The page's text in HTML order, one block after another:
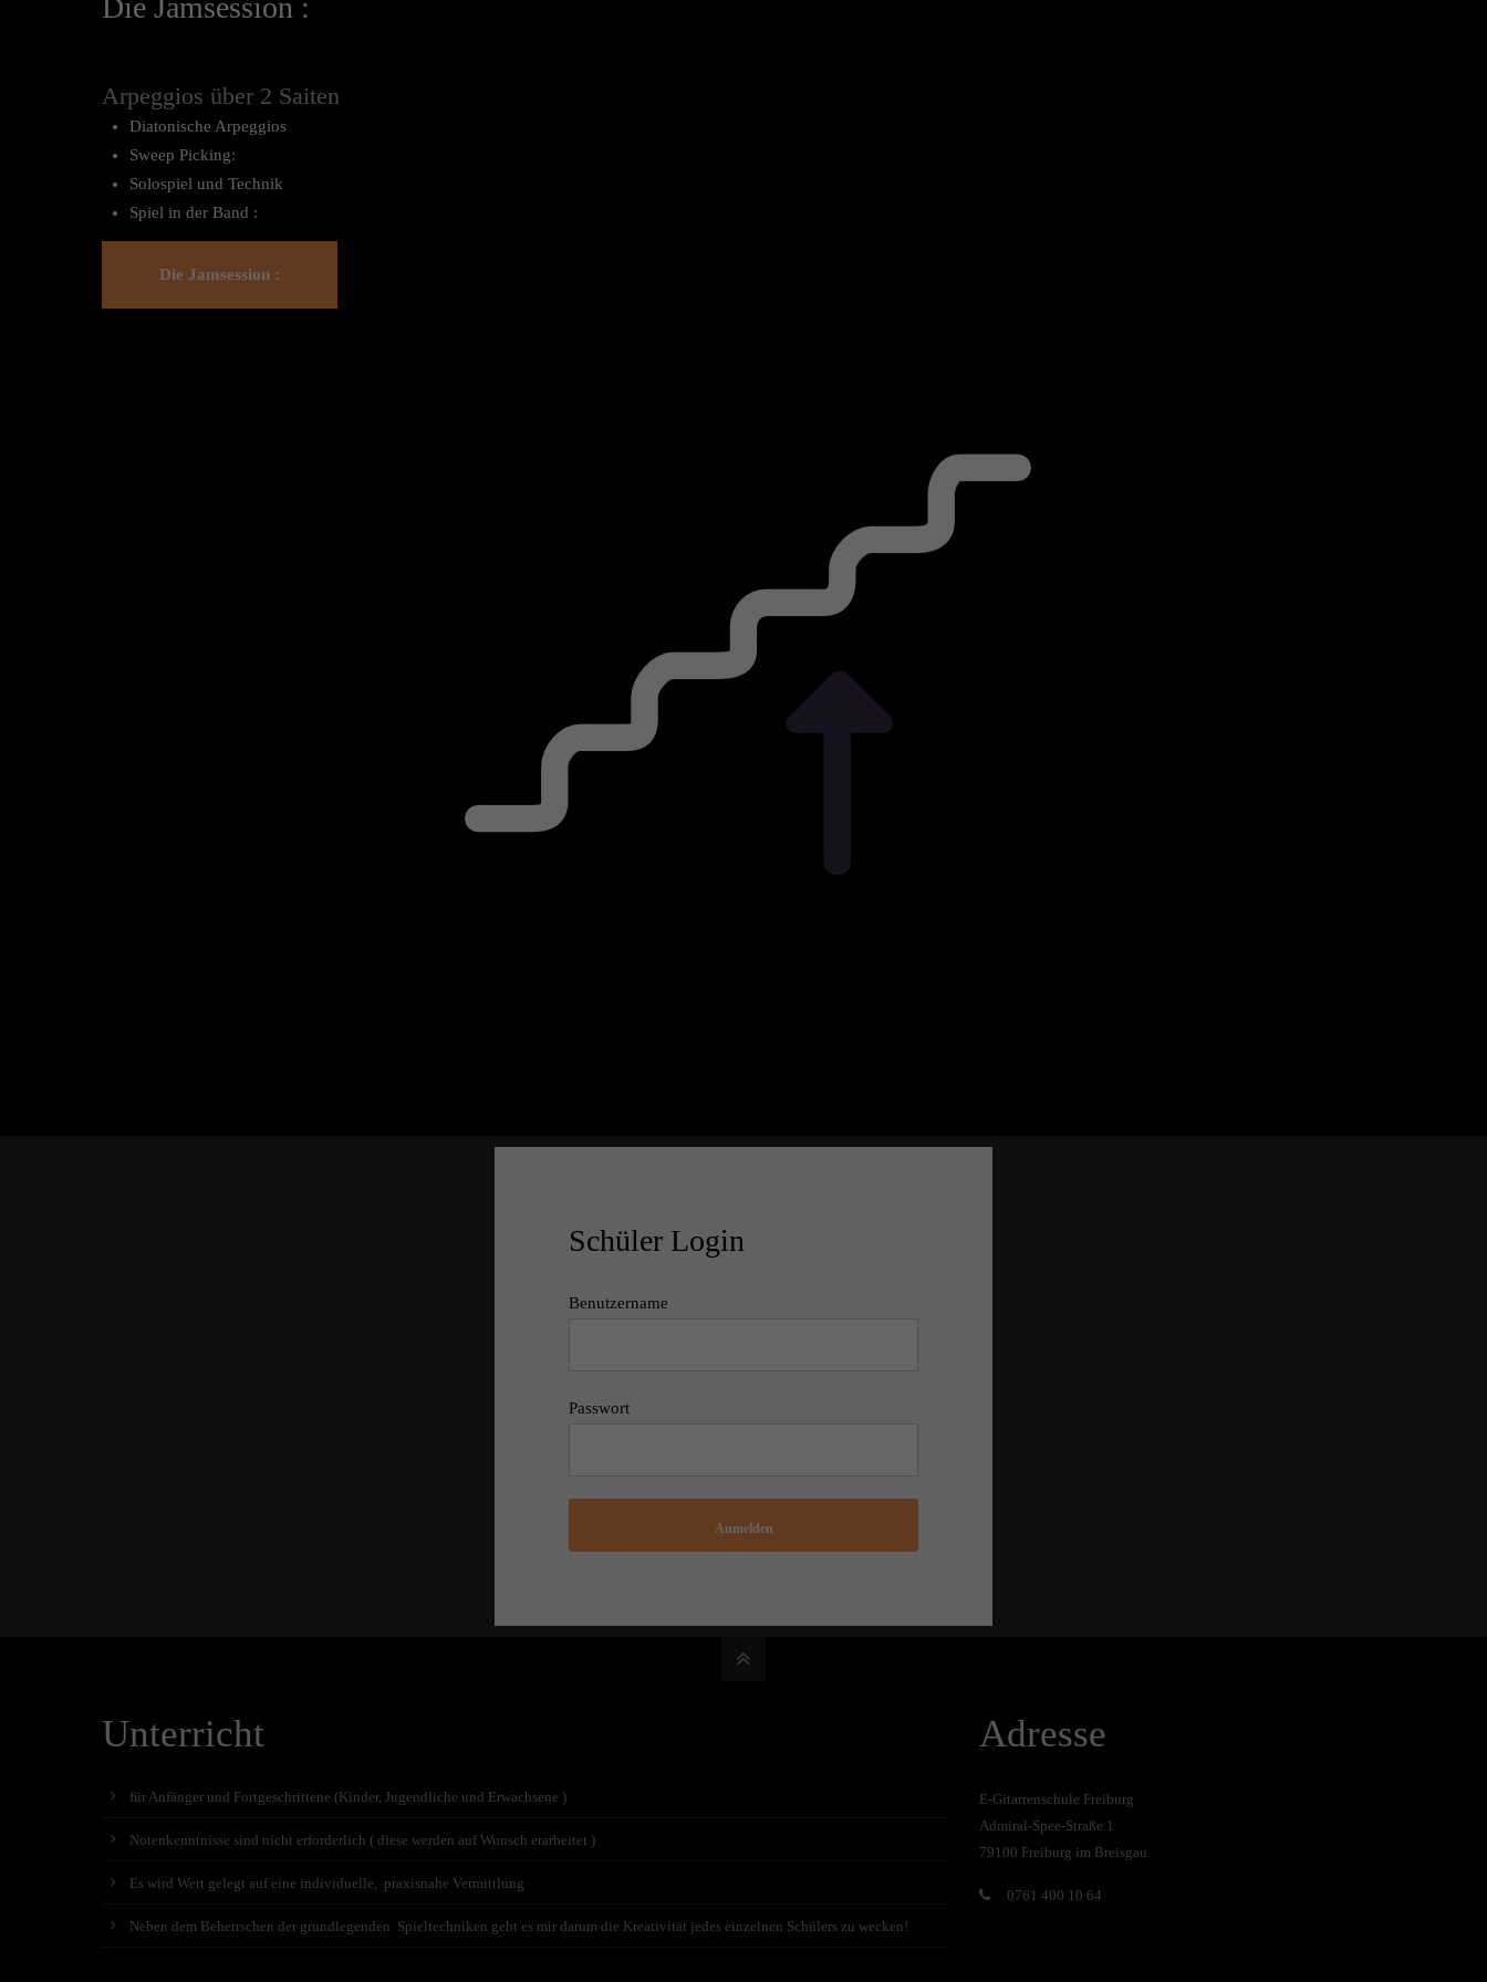
Die Jamsession :
Arpeggios über 2 Saiten
Diatonische Arpeggios
Sweep Picking:
Solospiel und Technik
Spiel in der Band :
Die Jamsession :
Schüler Login
Benutzername
Passwort
Anmelden
Unterricht
für Anfänger und Fortgeschrittene (Kinder, Jugendliche und Erwachsene )
Notenkenntnisse sind nicht erforderlich ( diese werden auf Wunsch erarbeitet )
Es wird Wert gelegt auf eine individuelle, praxisnahe Vermittlung
Neben dem Beherrschen der grundlegenden Spieltechniken geht es mir darum die Kreativität jedes einzelnen Schülers zu wecken!
Adresse
E-Gitarrenschule Freiburg
Admiral-Spee-Straße 1
79100 Freiburg im Breisgau
0761 400 10 64